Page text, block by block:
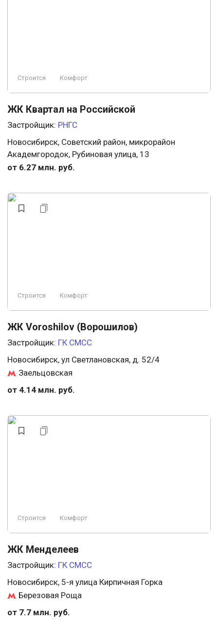
Строится Комфорт
ЖК Квартал на Российской
Застройщик: РНГС
Новосибирск, Советский район, микрорайон
Академгородок, Рубиновая улица, 13
от 6.27 млн. руб.
Строится Комфорт
ЖК Voroshilov (Ворошилов)
Застройщик: ГК СМСС
Новосибирск, ул Светлановская, д. 52/4
Заельцовская
от 4.14 млн. руб.
Строится Комфорт
ЖК Менделеев
Застройщик: ГК СМСС
Новосибирск, 5-я улица Кирпичная Горка
Березовая Роща
от 7.7 млн. руб.